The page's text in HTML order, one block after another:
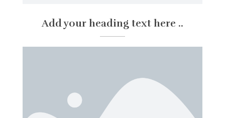
Add your heading text here ..